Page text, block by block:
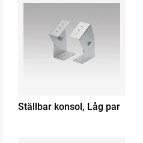
Ställbar konsol, Låg par